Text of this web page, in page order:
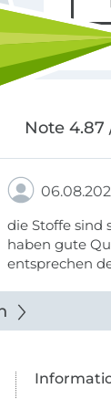
Note 4.87
die Stoffe sind
haben gute
entsprechen
auch die